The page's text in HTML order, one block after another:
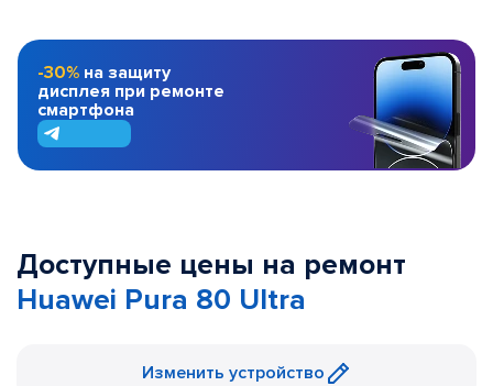
-30% на защиту
дисплея при ремонте
смартфона
Доступные цены на ремонт
Huawei Pura 80 Ultra
Изменить устройство